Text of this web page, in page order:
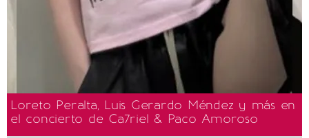
Loreto Peralta, Luis Gerardo Méndez y más en
el concierto de Ca7riel & Paco Amoroso